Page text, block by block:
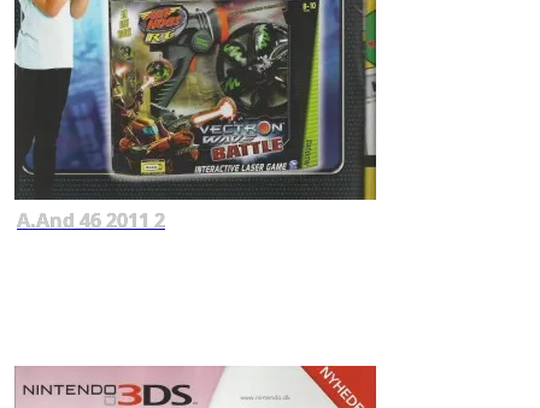
A.And 46 2011 2